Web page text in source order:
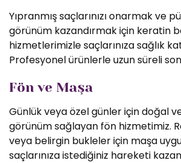
Yıpranmış saçlarınızı onarmak ve
görünüm kazandırmak için keratin
hizmetlerimizle saçlarınıza sağlık
Profesyonel ürünlerle uzun süreli
Fön ve Maşa
Günlük veya özel günler için doğal
görünüm sağlayan fön hizmetimiz.
veya belirgin bukleler için maşa
saçlarınıza istediğiniz hareketi